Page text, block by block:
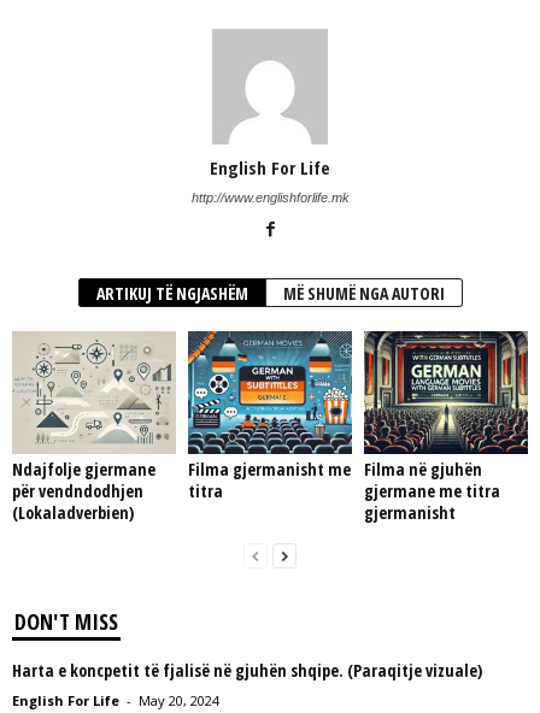
English For Life
http://www.englishforlife.mk
ARTIKUJ TË NGJASHËM MË SHUMË NGA AUTORI
Ndajfolje gjermane
për vendndodhjen
(Lokaladverbien)
Filma gjermanisht me
titra
Filma në gjuhën
gjermane me titra
gjermanisht
DON'T MISS
Harta e koncpetit të fjalisë në gjuhën shqipe. (Paraqitje vizuale)
English For Life - May 20, 2024